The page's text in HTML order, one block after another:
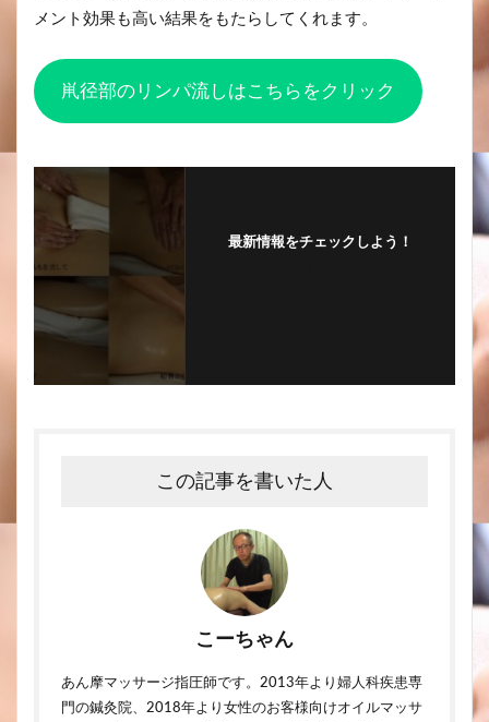
メント効果も高い結果をもたらしてくれます。
鼡径部のリンパ流しはこちらをクリック
最新情報をチェックしよう！
この記事を書いた人
こーちゃん
あん摩マッサージ指圧師です。2013年より婦人科疾患専
門の鍼灸院、2018年より女性のお客様向けオイルマッサ